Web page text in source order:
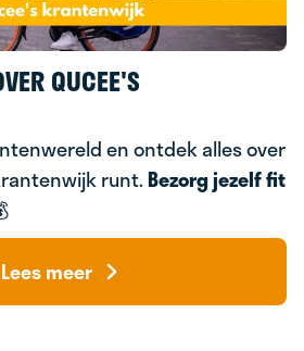
QUCEE'S
en ontdek alles over
runt.Bezorg jezelf fit
Lees meer